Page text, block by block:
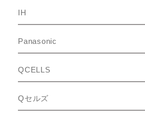
IH
Panasonic
QCELLS
Qセルズ